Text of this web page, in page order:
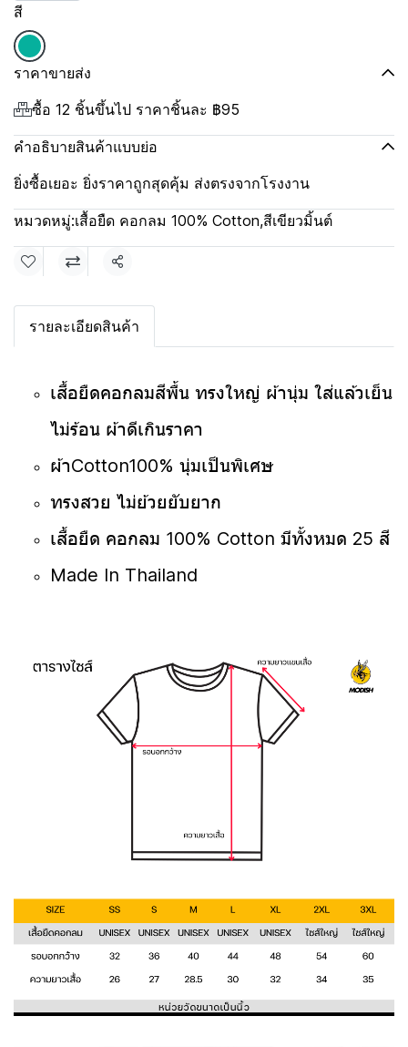
สี
ราคาขายส่ง
ซื้อ 12 ชิ้นขึ้นไป ราคาชิ้นละ ฿95
คำอธิบายสินค้าแบบย่อ
ยิ่งซื้อเยอะ ยิ่งราคาถูกสุดคุ้ม ส่งตรงจากโรงงาน
หมวดหมู่:เสื้อยืด คอกลม 100% Cotton,สีเขียวมิ้นต์
แชร์
รายละเอียดสินค้า
เสื้อยืดคอกลมสีพื้น ทรงใหญ่ ผ้านุ่ม ใส่แล้วเย็น
ไม่ร้อน ผ้าดีเกินราคา
ผ้าCotton100% นุ่มเป็นพิเศษ
ทรงสวย ไม่ย้วยยับยาก
เสื้อยืด คอกลม 100% Cotton มีทั้งหมด 25 สี
Made In Thailand